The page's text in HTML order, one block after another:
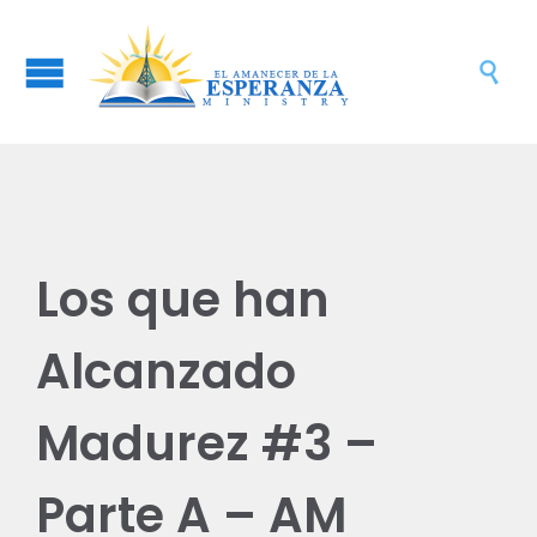

Los que han
Alcanzado
Madurez #3 –
Parte A – AM